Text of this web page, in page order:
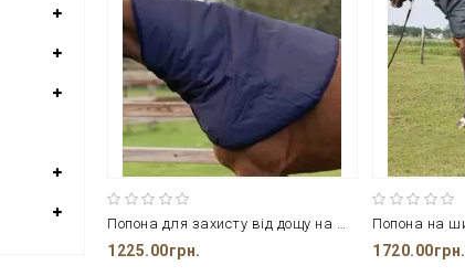
Попона для захисту від дощу на шию коня
1225.00грн. 1720.00грн.